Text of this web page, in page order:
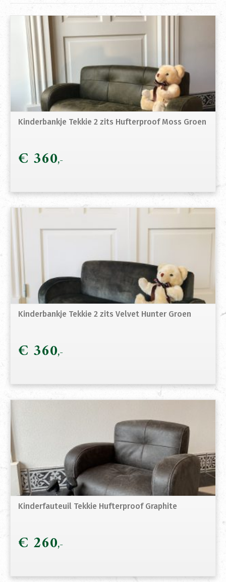
Kinderbankje Tekkie 2 zits Hufterproof Moss Groen
€ 360
Kinderbankje Tekkie 2 zits Velvet Hunter Groen
€ 360
Kinderfauteuil Tekkie Hufterproof Graphite
€ 260